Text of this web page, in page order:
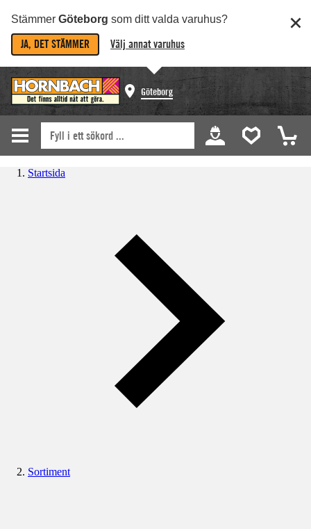
Stämmer Göteborg som ditt valda varuhus?
JA, DET STÄMMER Välj annat varuhus
Göteborg
Startsida
Sortiment